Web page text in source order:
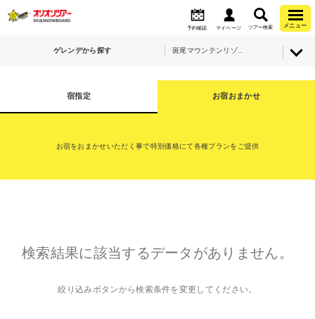
予約確認 マイページ ツアー検索 メニュー
ゲレンデから探す 斑尾マウンテンリゾート（斑尾高原＆タングラム）・朝発バス＋宿泊
宿指定 お宿おまかせ
お宿をおまかせいただく事で特別価格にて各種プランをご提供
検索結果に該当するデータがありません。
絞り込みボタンから検索条件を変更してください。